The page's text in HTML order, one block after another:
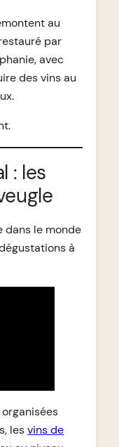
au
par
avec
des vins au
: les
dans le monde
à
lesvins de